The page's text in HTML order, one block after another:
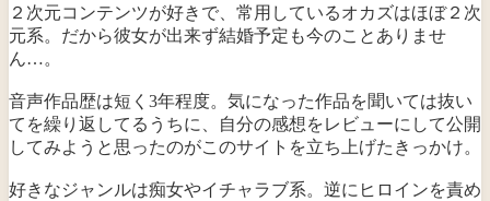
２次元コンテンツが好きで、常用しているオカズはほぼ２次
元系。だから彼女が出来ず結婚予定も今のことありませ
ん…。
音声作品歴は短く3年程度。気になった作品を聞いては抜い
てを繰り返してるうちに、自分の感想をレビューにして公開
してみようと思ったのがこのサイトを立ち上げたきっかけ。
好きなジャンルは痴女やイチャラブ系。逆にヒロインを責め